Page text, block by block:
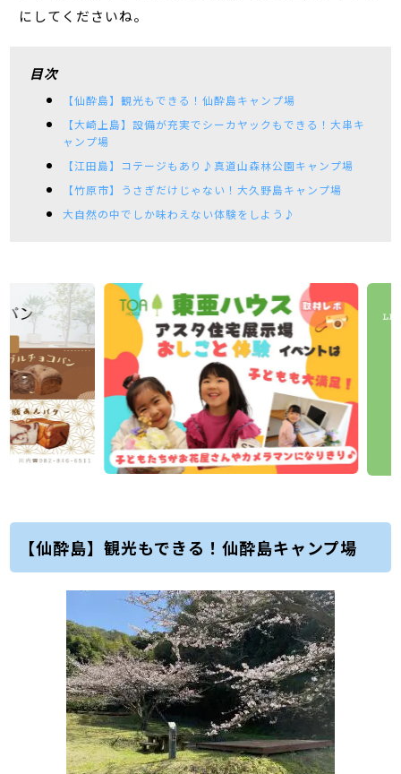
にしてくださいね。
目次
【仙酔島】観光もできる！仙酔島キャンプ場
【大崎上島】設備が充実でシーカヤックもできる！大串キ
ャンプ場
【江田島】コテージもあり♪真道山森林公園キャンプ場
【竹原市】うさぎだけじゃない！大久野島キャンプ場
大自然の中でしか味わえない体験をしよう♪
【仙酔島】観光もできる！仙酔島キャンプ場